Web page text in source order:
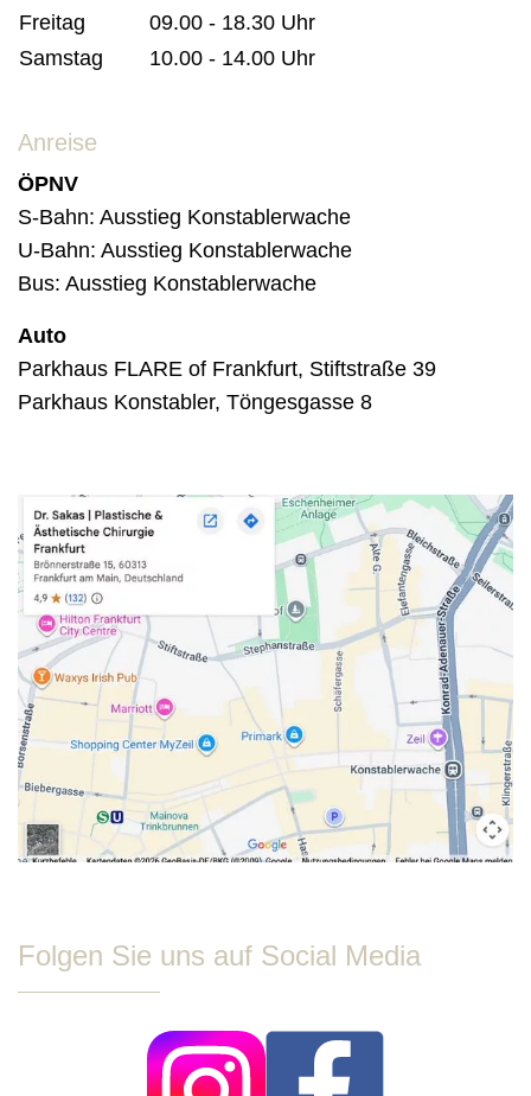
Freitag
09.00 - 18.30 Uhr
Samstag
10.00 - 14.00 Uhr
Anreise
ÖPNV
S-Bahn: Ausstieg Konstablerwache
U-Bahn: Ausstieg Konstablerwache
Bus: Ausstieg Konstablerwache
Auto
Parkhaus FLARE of Frankfurt, Stiftstraße 39
Parkhaus Konstabler, Töngesgasse 8
Folgen Sie uns auf Social Media